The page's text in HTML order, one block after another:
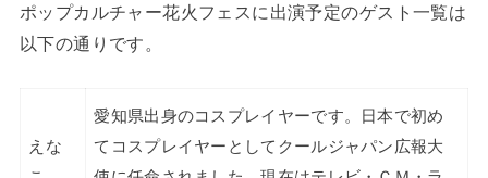
ポップカルチャー花火フェスに出演予定のゲスト一覧は
以下の通りです。
えな
愛知県出身のコスプレイヤーです。日本で初め
てコスプレイヤーとしてクールジャパン広報大